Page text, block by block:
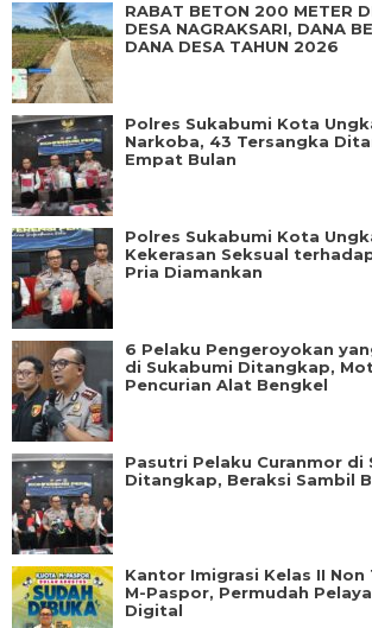
RABAT BETON 200 METER
DESA NAGRAKSARI, DANA
DANA DESA TAHUN 2026
Polres Sukabumi Kota
Narkoba, 43 Tersangka
Empat Bulan
Polres Sukabumi Kota
Kekerasan Seksual
Pria Diamankan
6 Pelaku Pengeroyokan
di Sukabumi Ditangkap,
Pencurian Alat Bengkel
Pasutri Pelaku Curanmor di
Ditangkap, Beraksi Sambil
Kantor Imigrasi Kelas II Non
M-Paspor, Permudah
Digital